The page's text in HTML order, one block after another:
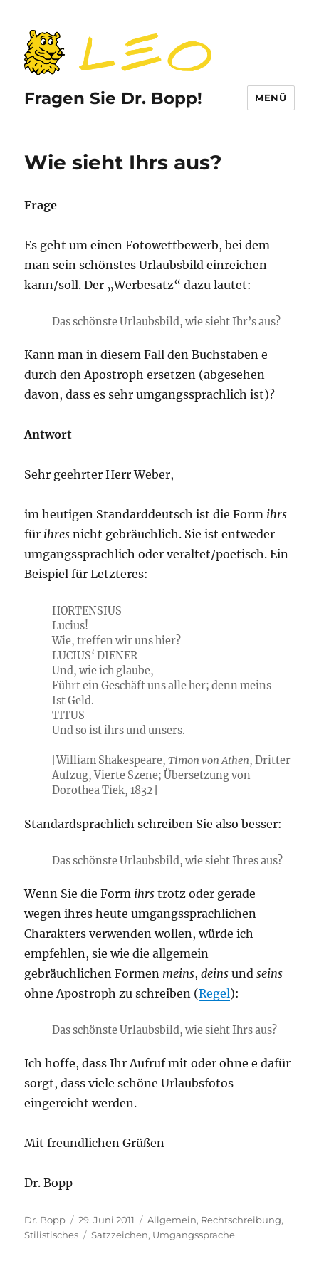
Fragen Sie Dr. Bopp! MENÜ
Wie sieht Ihrs aus?
Frage
Es geht um einen Fotowettbewerb, bei dem
man sein schönstes Urlaubsbild einreichen
kann/soll. Der „Werbesatz“ dazu lautet:
Das schönste Urlaubsbild, wie sieht Ihr’s aus?
Kann man in diesem Fall den Buchstaben e
durch den Apostroph ersetzen (abgesehen
davon, dass es sehr umgangssprachlich ist)?
Antwort
Sehr geehrter Herr Weber,
im heutigen Standarddeutsch ist die Form ihrs
für ihres nicht gebräuchlich. Sie ist entweder
umgangssprachlich oder veraltet/poetisch. Ein
Beispiel für Letzteres:
HORTENSIUS
Lucius!
Wie, treffen wir uns hier?
LUCIUS‘ DIENER
Und, wie ich glaube,
Führt ein Geschäft uns alle her; denn meins
Ist Geld.
TITUS
Und so ist ihrs und unsers.
[William Shakespeare, Timon von Athen, Dritter
Aufzug, Vierte Szene; Übersetzung von
Dorothea Tiek, 1832]
Standardsprachlich schreiben Sie also besser:
Das schönste Urlaubsbild, wie sieht Ihres aus?
Wenn Sie die Form ihrs trotz oder gerade
wegen ihres heute umgangssprachlichen
Charakters verwenden wollen, würde ich
empfehlen, sie wie die allgemein
gebräuchlichen Formen meins,deins undseins
ohne Apostroph zu schreiben (Regel):
Das schönste Urlaubsbild, wie sieht Ihrs aus?
Ich hoffe, dass Ihr Aufruf mit oder ohne e dafür
sorgt, dass viele schöne Urlaubsfotos
eingereicht werden.
Mit freundlichen Grüßen
Dr. Bopp
Autor
Dr. Bopp
Veröffentlicht
am
29. Juni 2011 Kategorien
Allgemein, Rechtschreibung,
Stilistisches
Schlagwörter
Satzzeichen, Umgangssprache